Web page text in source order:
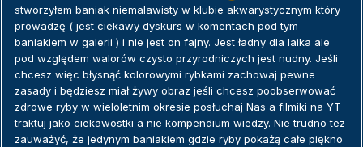
stworzyłem baniak niemalawisty w klubie akwarystycznym który
prowadzę ( jest ciekawy dyskurs w komentach pod tym
baniakiem w galerii ) i nie jest on fajny. Jest ładny dla laika ale
pod względem walorów czysto przyrodniczych jest nudny. Jeśli
chcesz więc błysnąć kolorowymi rybkami zachowaj pewne
zasady i będziesz miał żywy obraz jeśli chcesz poobserwować
zdrowe ryby w wieloletnim okresie posłuchaj Nas a filmiki na YT
traktuj jako ciekawostki a nie kompendium wiedzy. Nie trudno tez
zauważyć, że jedynym baniakiem gdzie ryby pokażą całe piękno